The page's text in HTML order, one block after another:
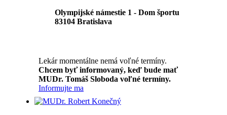
Olympijské námestie 1 - Dom športu
83104 Bratislava
Lekár momentálne nemá voľné termíny.
Chcem byť informovaný, keď bude mať
MUDr. Tomáš Sloboda voľné termíny.
Informujte ma